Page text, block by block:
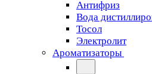
Антифриз
Вода
Тосол
Электролит
Ароматизаторы